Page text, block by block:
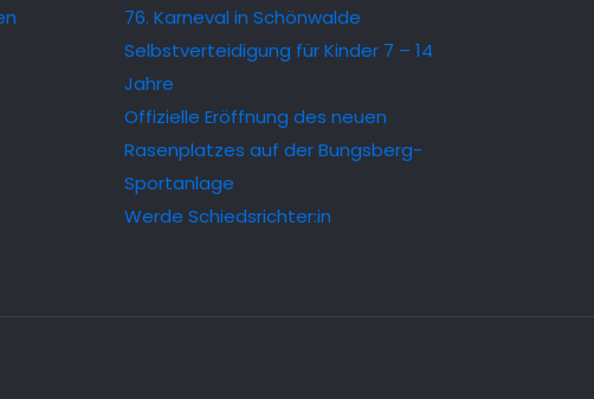
76. Karneval in Schönwalde
Selbstverteidigung für Kinder 7 – 14
Jahre
Offizielle Eröffnung des neuen
Rasenplatzes auf der Bungsberg-
Sportanlage
Werde Schiedsrichter:in